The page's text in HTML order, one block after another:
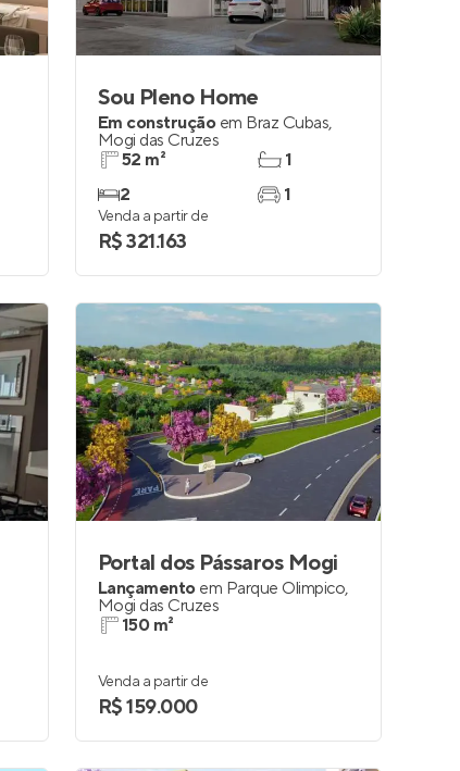
Sou Pleno Home
Em construção em Braz Cubas,
Mogi das Cruzes
52 m²
2
1
1
Venda a partir de
R$ 321.163
Portal dos Pássaros Mogi
Lançamento em Parque Olimpico,
Mogi das Cruzes
150 m²
Venda a partir de
R$ 159.000